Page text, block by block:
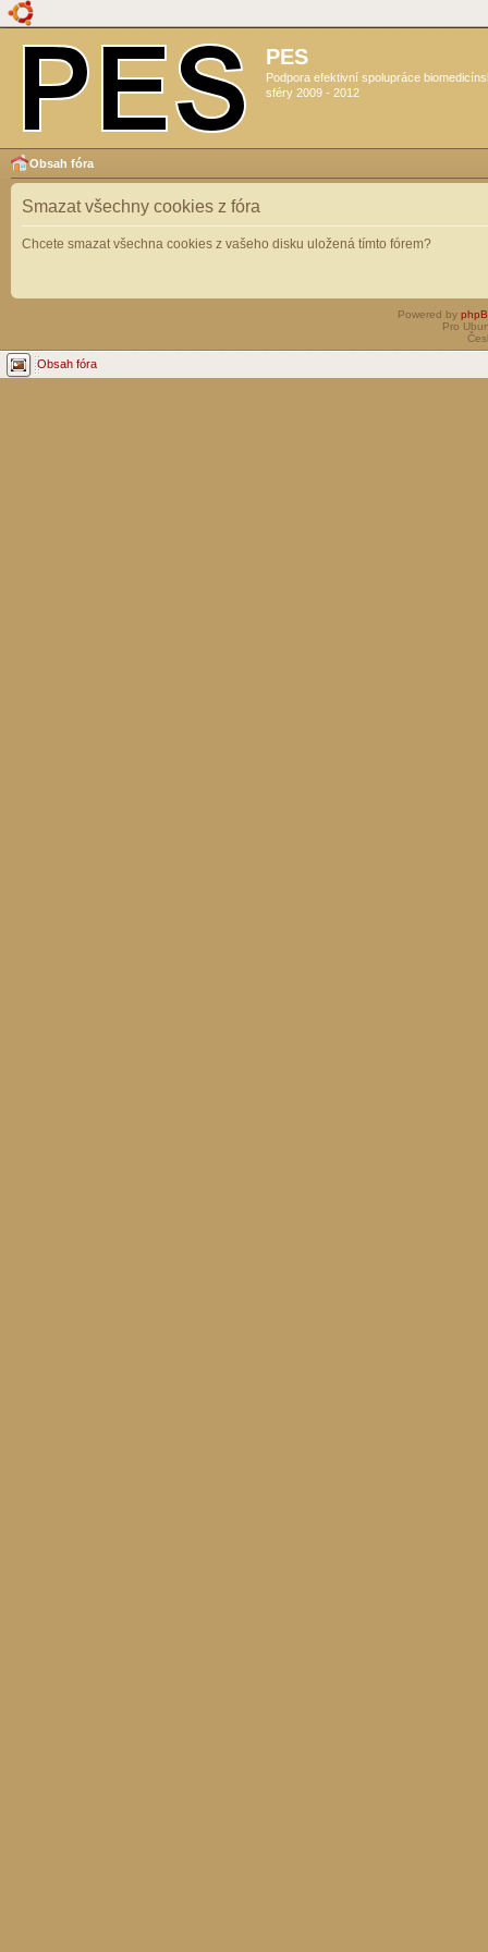
PES
Podpora efektivní spolupráce
sféry 2009 - 2012
Obsah fóra
Smazat všechny cookies z fóra
Chcete smazat všechna cookies z vašeho disku uložená tímto fórem?
Powered by
Pro
Obsah fóra